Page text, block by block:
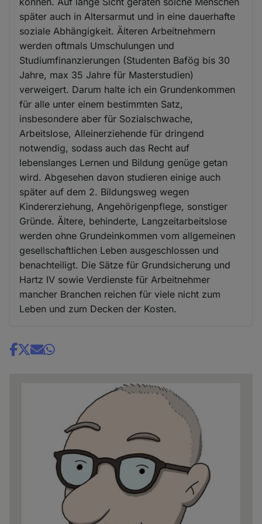
später auch in Altersarmut und in eine dauerhafte
soziale Abhängigkeit. Älteren Arbeitnehmern
werden oftmals Umschulungen und
Studiumfinanzierungen (Studenten Bafög bis 30
Jahre, max 35 Jahre für Masterstudien)
verweigert. Darum halte ich ein Grundenkommen
für alle unter einem bestimmten Satz,
insbesondere aber für Sozialschwache,
Arbeitslose, Alleinerziehende für dringend
notwendig, sodass auch das Recht auf
lebenslanges Lernen und Bildung genüge getan
wird. Abgesehen davon studieren einige auch
später auf dem 2. Bildungsweg wegen
Kindererziehung, Angehörigenpflege, sonstiger
Gründe. Ältere, behinderte, Langzeitarbeitslose
werden ohne Grundeinkommen vom allgemeinen
gesellschaftlichen Leben ausgeschlossen und
benachteiligt. Die Sätze für Grundsicherung und
Hartz IV sowie Verdienste für Arbeitnehmer
mancher Branchen reichen für viele nicht zum
Leben und zum Decken der Kosten.
Share